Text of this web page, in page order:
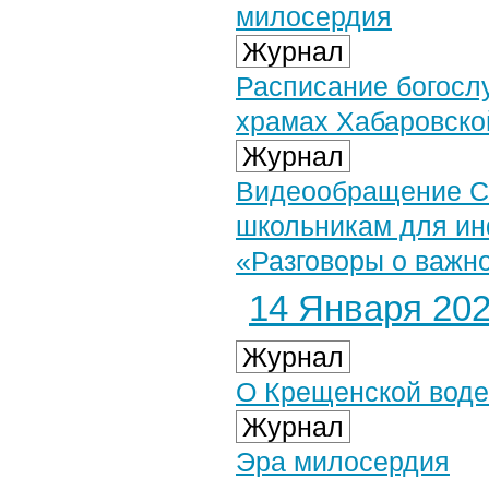
милосердия
Журнал
Расписание
храмах
Журнал
Видеообращение
школьникам для
«Разговоры о
14 Января
Журнал
О Крещенской воде
Журнал
Эра милосердия